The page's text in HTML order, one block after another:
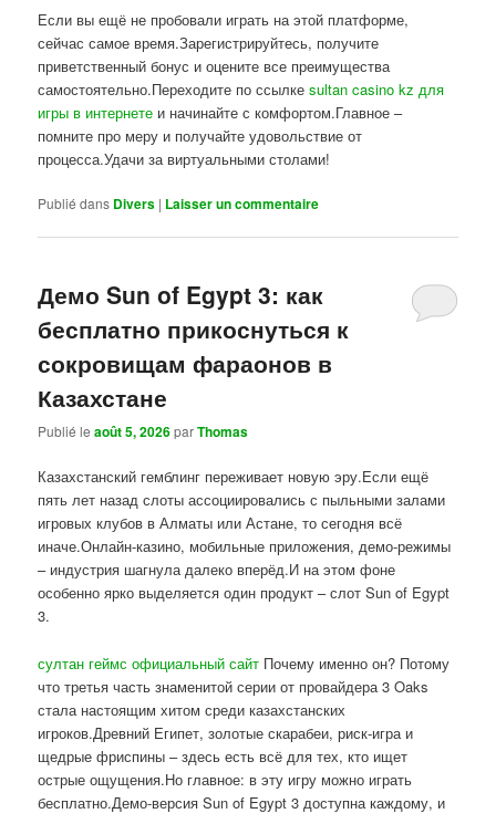
Если вы ещё не пробовали играть на этой платформе,
сейчас самое время.Зарегистрируйтесь, получите
приветственный бонус и оцените все преимущества
самостоятельно.Переходите по ссылкеsultan casino kz для
игры в интернете и начинайте с комфортом.Главное –
помните про меру и получайте удовольствие от
процесса.Удачи за виртуальными столами!
Publié dans Divers | Laisser un commentaire
Демо Sun of Egypt 3: как
бесплатно прикоснуться к
сокровищам фараонов в
Казахстане
Publié leaoût 5, 2026parThomas
Казахстанский гемблинг переживает новую эру.Если ещё
пять лет назад слоты ассоциировались с пыльными залами
игровых клубов в Алматы или Астане, то сегодня всё
иначе.Онлайн-казино, мобильные приложения, демо-режимы
– индустрия шагнула далеко вперёд.И на этом фоне
особенно ярко выделяется один продукт – слот Sun of Egypt
3.
султан геймс официальный сайт Почему именно он? Потому
что третья часть знаменитой серии от провайдера 3 Oaks
стала настоящим хитом среди казахстанских
игроков.Древний Египет, золотые скарабеи, риск-игра и
щедрые фриспины – здесь есть всё для тех, кто ищет
острые ощущения.Но главное: в эту игру можно играть
бесплатно.Демо-версия Sun of Egypt 3 доступна каждому, и